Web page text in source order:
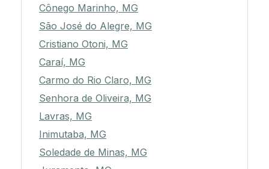
Cônego Marinho, MG
São José do Alegre, MG
Cristiano Otoni, MG
Caraí, MG
Carmo do Rio Claro, MG
Senhora de Oliveira, MG
Lavras, MG
Inimutaba, MG
Soledade de Minas, MG